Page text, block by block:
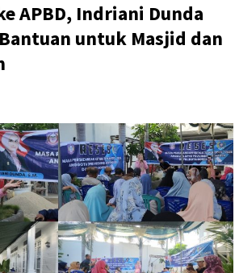
APBD, Indriani Dunda
untuk Masjid dan